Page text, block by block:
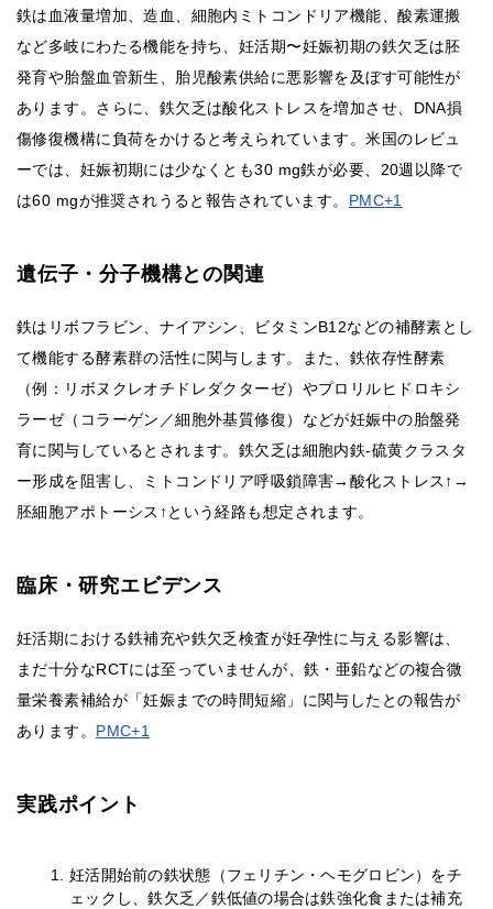
鉄は血液量増加、造血、細胞内ミトコンドリア機能、酸素運搬
など多岐にわたる機能を持ち、妊活期〜妊娠初期の鉄欠乏は胚
発育や胎盤血管新生、胎児酸素供給に悪影響を及ぼす可能性が
あります。さらに、鉄欠乏は酸化ストレスを増加させ、DNA損
傷修復機構に負荷をかけると考えられています。米国のレビュ
ーでは、妊娠初期には少なくとも30 mg鉄が必要、20週以降で
は60 mgが推奨されうると報告されています。 PMC+1
遺伝子・分子機構との関連
鉄はリボフラビン、ナイアシン、ビタミンB12などの補酵素とし
て機能する酵素群の活性に関与します。また、鉄依存性酵素
（例：リボヌクレオチドレダクターゼ）やプロリルヒドロキシ
ラーゼ（コラーゲン／細胞外基質修復）などが妊娠中の胎盤発
育に関与しているとされます。鉄欠乏は細胞内鉄-硫黄クラスタ
ー形成を阻害し、ミトコンドリア呼吸鎖障害→酸化ストレス↑→
胚細胞アポトーシス↑という経路も想定されます。
臨床・研究エビデンス
妊活期における鉄補充や鉄欠乏検査が妊孕性に与える影響は、
まだ十分なRCTには至っていませんが、鉄・亜鉛などの複合微
量栄養素補給が「妊娠までの時間短縮」に関与したとの報告が
あります。 PMC+1
実践ポイント
妊活開始前の鉄状態（フェリチン・ヘモグロビン）をチ
ェックし、鉄欠乏／鉄低値の場合は鉄強化食または補充